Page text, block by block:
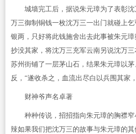
城墙完工后，据说朱元璋为了表彰沈
万三御制铜钱一枚沈万三一出门就碰上
银两，只好将此钱施舍出去此事被朱元
抄没其家，将沈万三充军云南另说沈万
苏州街铺了一层茅山石，结果朱元璋以
反，“遂收杀之，血流出尽白以兵围其家
财神爷声名卓著
种种传说，招招指向朱元璋的胸襟窄
辣如果我们把沈万三的故事与朱元璋的